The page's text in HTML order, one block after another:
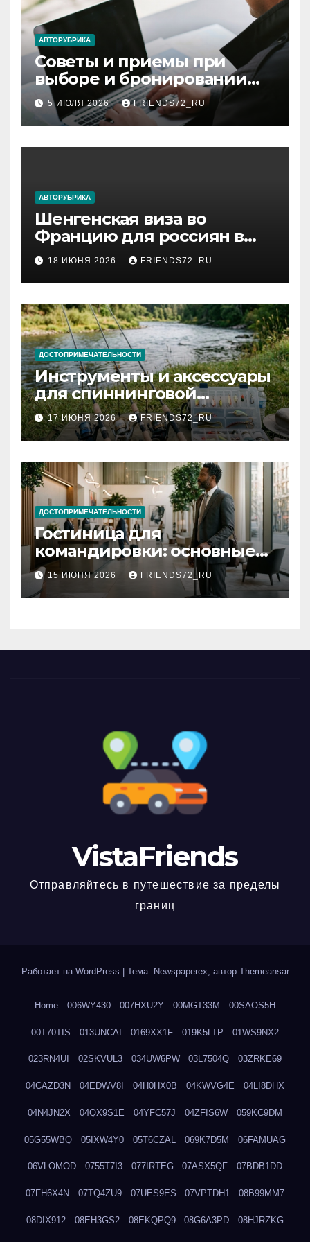
АВТОРУБРИКА
Советы и приемы при
выборе и бронировании
авиабилетов
5 ИЮЛЯ 2026 FRIENDS72_RU
АВТОРУБРИКА
Шенгенская виза во
Францию для россиян в
2026 году: сроки от 3 дней
и список необходимых
документов
18 ИЮНЯ 2026 FRIENDS72_RU
ДОСТОПРИМЕЧАТЕЛЬНОСТИ
Инструменты и аксессуары
для спиннинговой
рыбалки: назначение и
типы
17 ИЮНЯ 2026 FRIENDS72_RU
ДОСТОПРИМЕЧАТЕЛЬНОСТИ
Гостиница для
командировки: основные
критерии выбора
15 ИЮНЯ 2026 FRIENDS72_RU
VistaFriends
Отправляйтесь в путешествие за пределы
границ
Работает на WordPress Тема: Newspaperex, автор Themeansar
Home 006WY430 007HXU2Y 00MGT33M 00SAOS5H
00T70TIS 013UNCAI 0169XX1F 019K5LTP 01WS9NX2
023RN4UI 02SKVUL3 034UW6PW 03L7504Q 03ZRKE69
04CAZD3N 04EDWV8I 04H0HX0B 04KWVG4E 04LI8DHX
04N4JN2X 04QX9S1E 04YFC57J 04ZFIS6W 059KC9DM
05G55WBQ 05IXW4Y0 05T6CZAL 069K7D5M 06FAMUAG
06VLOMOD 0755T7I3 077IRTEG 07ASX5QF 07BDB1DD
07FH6X4N 07TQ4ZU9 07UES9ES 07VPTDH1 08B99MM7
08DIX912 08EH3GS2 08EKQPQ9 08G6A3PD 08HJRZKG